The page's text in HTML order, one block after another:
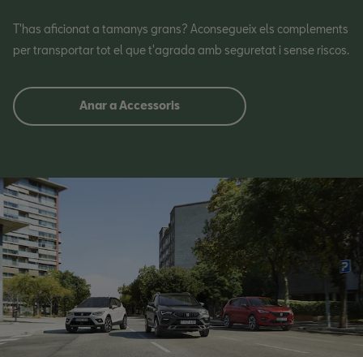
T'has aficionat a tamanys grans? Aconsegueix els complements
per transportar tot el que t'agrada amb seguretat i sense riscos.
Anar a Accessoris